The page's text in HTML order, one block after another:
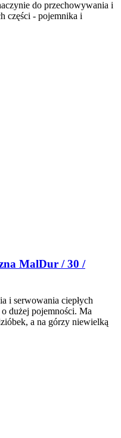
do przechowywania i
części - pojemnika i
MalDur / 30 /
i serwowania ciepłych
dużej pojemności. Ma
a na górzy niewielką